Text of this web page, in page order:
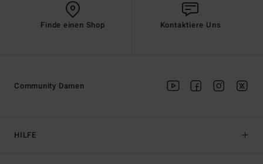
Finde einen Shop Kontaktiere Uns
HILFE
Community Damen